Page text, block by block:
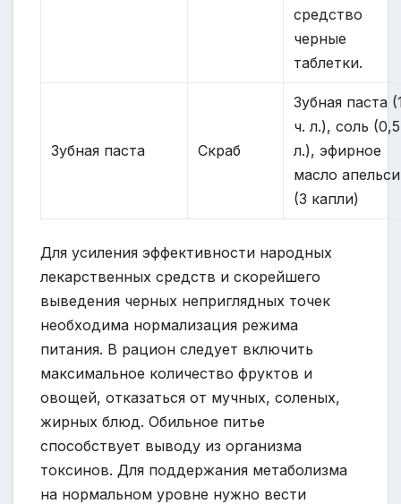
средство
черные
таблетки.
Зубная паста Скраб
Зубная паста
ч. л.), соль
л.), эфирное
масло
(3 капли)
Для усиления эффективности народных
лекарственных средств и скорейшего
выведения черных неприглядных точек
необходима нормализация режима
питания. В рацион следует включить
максимальное количество фруктов и
овощей, отказаться от мучных, соленых,
жирных блюд. Обильное питье
способствует выводу из организма
токсинов. Для поддержания метаболизма
на нормальном уровне нужно вести